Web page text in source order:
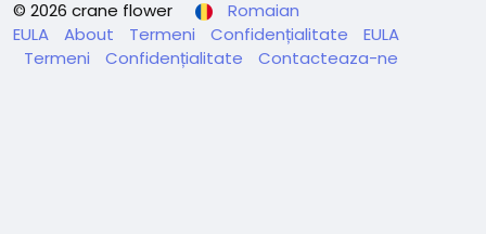
© 2026 crane flower
Romaian
EULA
About Termeni Confidențialitate
EULA
Termeni
Confidențialitate Contacteaza-ne